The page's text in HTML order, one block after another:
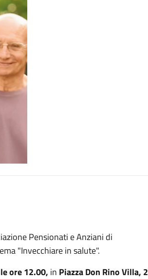
Pensionati e Anziani di
"Invecchiare in salute".
ore 12.00, in Piazza Don Rino Villa, 2